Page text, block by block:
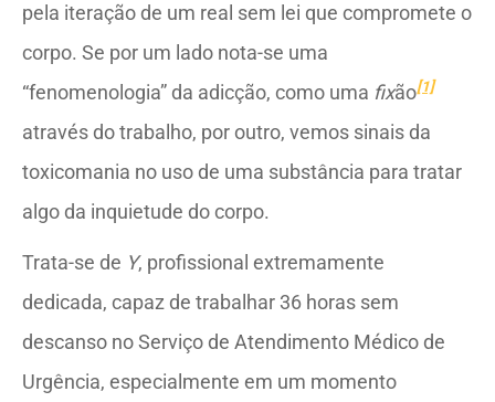
pela iteração de um real sem lei que compromete o
corpo. Se por um lado nota-se uma
“fenomenologia” da adicção, como uma fixão[1]
através do trabalho, por outro, vemos sinais da
toxicomania no uso de uma substância para tratar
algo da inquietude do corpo.
Trata-se de Y, profissional extremamente
dedicada, capaz de trabalhar 36 horas sem
descanso no Serviço de Atendimento Médico de
Urgência, especialmente em um momento